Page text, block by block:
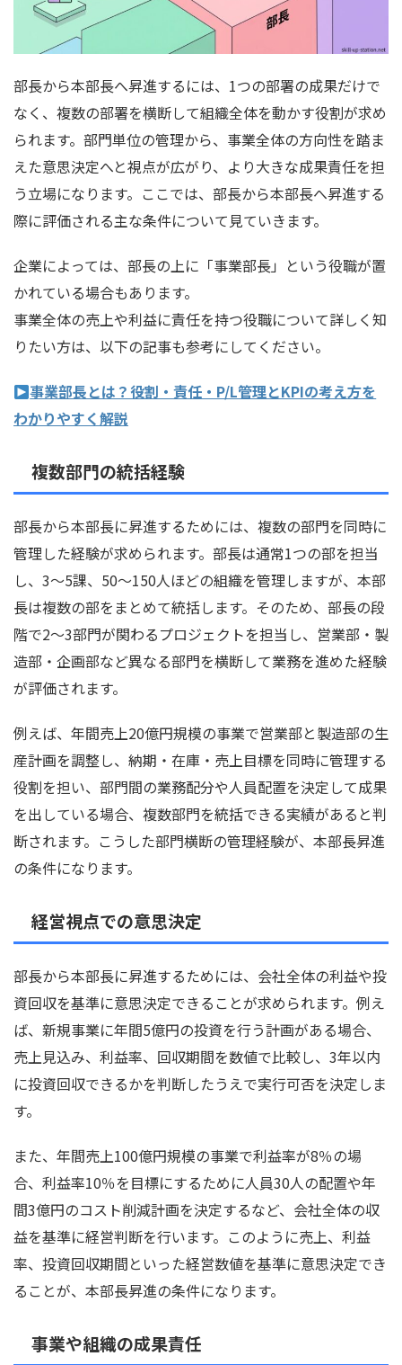
部長から本部長へ昇進するには、1つの部署の成果だけで
なく、複数の部署を横断して組織全体を動かす役割が求め
られます。部門単位の管理から、事業全体の方向性を踏ま
えた意思決定へと視点が広がり、より大きな成果責任を担
う立場になります。ここでは、部長から本部長へ昇進する
際に評価される主な条件について見ていきます。
企業によっては、部長の上に「事業部長」という役職が置
かれている場合もあります。
事業全体の売上や利益に責任を持つ役職について詳しく知
りたい方は、以下の記事も参考にしてください。
事業部長とは？役割・責任・P/L管理とKPIの考え方を
わかりやすく解説
複数部門の統括経験
部長から本部長に昇進するためには、複数の部門を同時に
管理した経験が求められます。部長は通常1つの部を担当
し、3〜5課、50〜150人ほどの組織を管理しますが、本部
長は複数の部をまとめて統括します。そのため、部長の段
階で2〜3部門が関わるプロジェクトを担当し、営業部・製
造部・企画部など異なる部門を横断して業務を進めた経験
が評価されます。
例えば、年間売上20億円規模の事業で営業部と製造部の生
産計画を調整し、納期・在庫・売上目標を同時に管理する
役割を担い、部門間の業務配分や人員配置を決定して成果
を出している場合、複数部門を統括できる実績があると判
断されます。こうした部門横断の管理経験が、本部長昇進
の条件になります。
経営視点での意思決定
部長から本部長に昇進するためには、会社全体の利益や投
資回収を基準に意思決定できることが求められます。例え
ば、新規事業に年間5億円の投資を行う計画がある場合、
売上見込み、利益率、回収期間を数値で比較し、3年以内
に投資回収できるかを判断したうえで実行可否を決定しま
す。
また、年間売上100億円規模の事業で利益率が8％の場
合、利益率10％を目標にするために人員30人の配置や年
間3億円のコスト削減計画を決定するなど、会社全体の収
益を基準に経営判断を行います。このように売上、利益
率、投資回収期間といった経営数値を基準に意思決定でき
ることが、本部長昇進の条件になります。
事業や組織の成果責任